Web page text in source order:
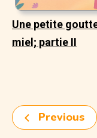
Une petite
miel; partie II
Previous